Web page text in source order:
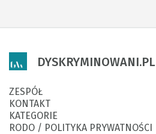
DYSKRYMINOWANI.PL
ZESPÓŁ
KONTAKT
KATEGORIE
RODO / POLITYKA PRYWATNOŚCI